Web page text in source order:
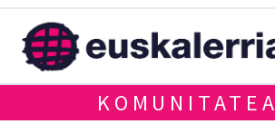
KOMUNITATEA